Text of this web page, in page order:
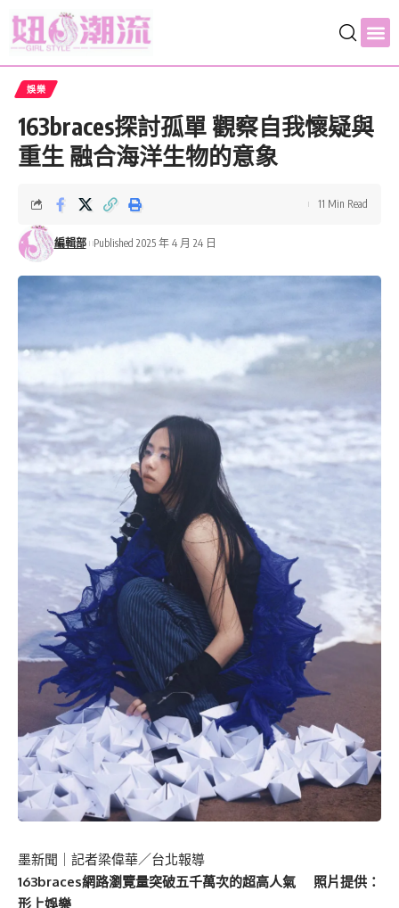
娛樂
163braces探討孤單 觀察自我懷疑與
重生 融合海洋生物的意象
編輯部 Published 2025 年 4 月 24 日
11 Min Read
墨新聞 ｜記者梁偉華／台北報導
163braces網路瀏覽量突破五千萬次的超高人氣 照片提供：
形上娛樂